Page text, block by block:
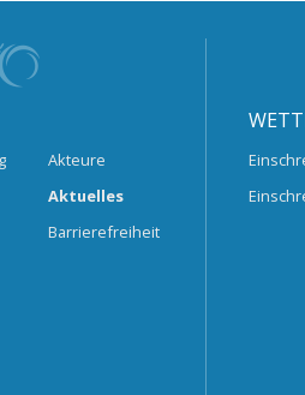
Akteure
Aktuelles
Barrierefreiheit